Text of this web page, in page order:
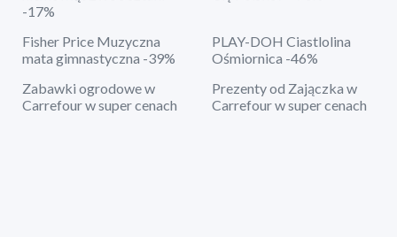
-17%
Fisher Price Muzyczna
mata gimnastyczna -39%
PLAY-DOH Ciastlolina
Ośmiornica -46%
Zabawki ogrodowe w
Carrefour w super cenach
Prezenty od Zajączka w
Carrefour w super cenach